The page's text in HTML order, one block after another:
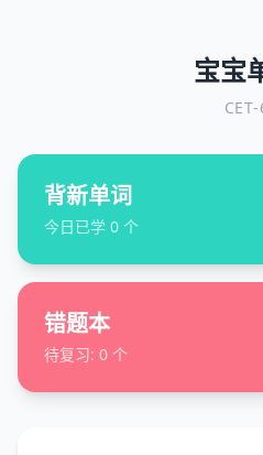
宝宝
背新单词
今日已学 0 个
错题本
待复习: 0 个